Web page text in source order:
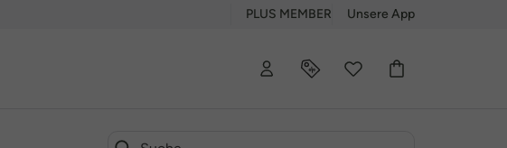
PLUS MEMBER Unsere App